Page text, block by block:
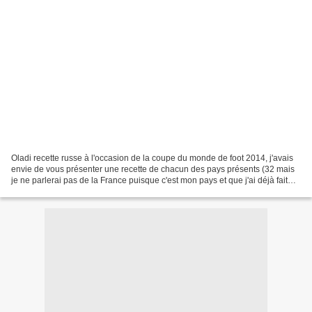
Oladi recette russe à l'occasion de la coupe du monde de foot 2014, j'avais
envie de vous présenter une recette de chacun des pays présents (32 mais
je ne parlerai pas de la France puisque c'est mon pays et que j'ai déjà fait